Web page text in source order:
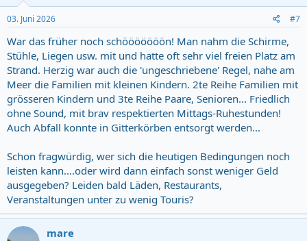
n
s
:
03. Juni 2026 #7
War das früher noch schööööööön! Man nahm die Schirme,
Stühle, Liegen usw. mit und hatte oft sehr viel freien Platz am
Strand. Herzig war auch die 'ungeschriebene' Regel, nahe am
Meer die Familien mit kleinen Kindern. 2te Reihe Familien mit
grösseren Kindern und 3te Reihe Paare, Senioren... Friedlich
ohne Sound, mit brav respektierten Mittags-Ruhestunden!
Auch Abfall konnte in Gitterkörben entsorgt werden...
Schon fragwürdig, wer sich die heutigen Bedingungen noch
leisten kann....oder wird dann einfach sonst weniger Geld
ausgegeben? Leiden bald Läden, Restaurants,
Veranstaltungen unter zu wenig Touris?
mare